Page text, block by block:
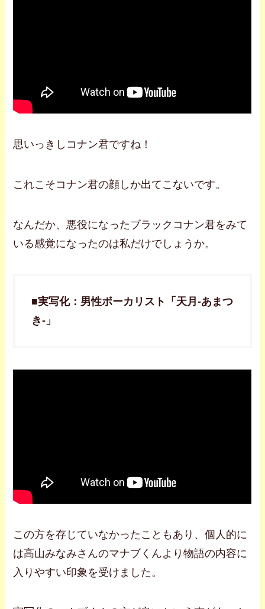
思いっきしコナン君ですね！
これこそコナン君の顔しか出てこないです。
なんだか、悪役になったブラックコナン君をみて
いる感覚になったのは私だけでしょうか。
■実写化：男性ボーカリスト「天月-あまつ
き-」
この方を存じていなかったこともあり、個人的に
は高山みなみさんのマナブくんより物語の内容に
入りやすい印象を受けました。